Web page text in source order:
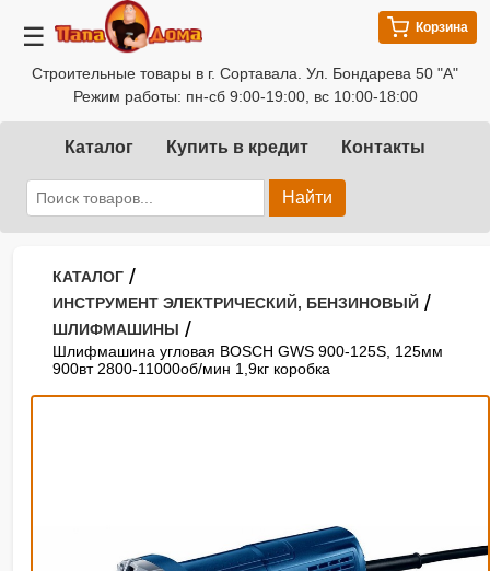
☰
Строительные товары в г. Сортавала. Ул. Бондарева 50 "А"
Режим работы: пн-сб 9:00-19:00, вс 10:00-18:00
Корзина
Каталог Купить в кредит Контакты
Найти
КАТАЛОГ /
ИНСТРУМЕНТ ЭЛЕКТРИЧЕСКИЙ, БЕНЗИНОВЫЙ /
ШЛИФМАШИНЫ /
Шлифмашина угловая BOSCH GWS 900-125S, 125мм
900вт 2800-11000об/мин 1,9кг коробка